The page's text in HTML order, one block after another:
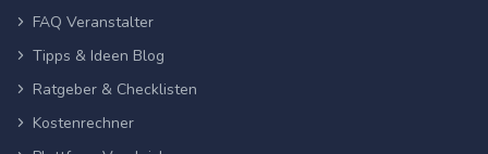
FAQ Veranstalter
Tipps & Ideen Blog
Ratgeber & Checklisten
Kostenrechner